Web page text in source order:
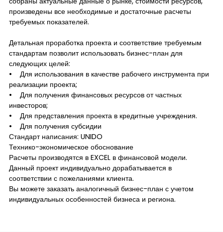
произведены все необходимые и достаточные расчеты
требуемых показателей.
Детальная проработка проекта и соответствие требуемым
стандартам позволит использовать бизнес-план для
следующих целей:
• Для использования в качестве рабочего инструмента при
реализации проекта;
• Для получения финансовых ресурсов от частных
инвесторов;
• Для представления проекта в кредитные учреждения.
• Для получения субсидии
Стандарт написания: UNIDO
Технико-экономическое обоснование
Расчеты производятся в EXCEL в финансовой модели.
Данный проект индивидуально дорабатывается в
соответствии с пожеланиями клиента.
Вы можете заказать аналогичный бизнес-план с учетом
индивидуальных особенностей бизнеса и региона.